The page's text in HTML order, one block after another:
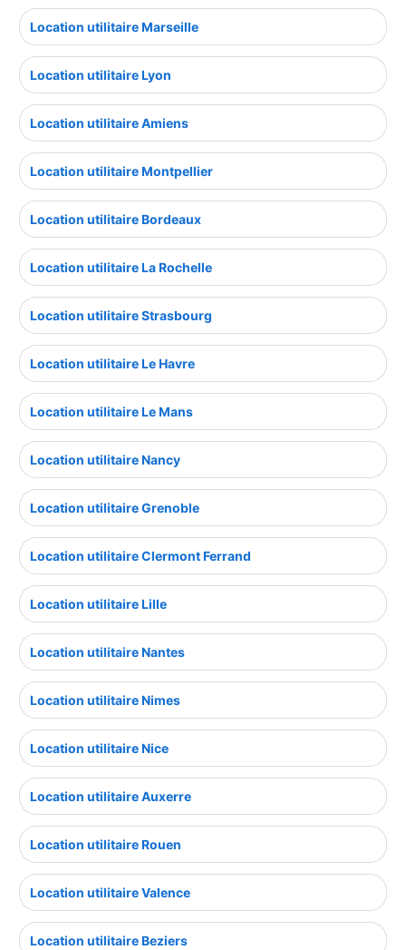
Location utilitaire Marseille
Location utilitaire Lyon
Location utilitaire Amiens
Location utilitaire Montpellier
Location utilitaire Bordeaux
Location utilitaire La Rochelle
Location utilitaire Strasbourg
Location utilitaire Le Havre
Location utilitaire Le Mans
Location utilitaire Nancy
Location utilitaire Grenoble
Location utilitaire Clermont Ferrand
Location utilitaire Lille
Location utilitaire Nantes
Location utilitaire Nimes
Location utilitaire Nice
Location utilitaire Auxerre
Location utilitaire Rouen
Location utilitaire Valence
Location utilitaire Beziers